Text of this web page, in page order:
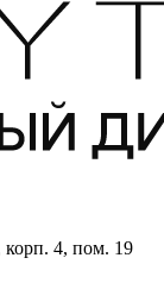
4, пом. 19